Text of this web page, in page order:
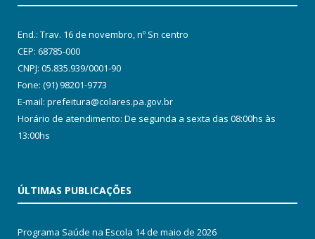
End.: Trav. 16 de novembro, nº Sn centro
CEP: 68785-000
CNPJ: 05.835.939/0001-90
Fone: (91) 98201-9773
E-mail: prefeitura@colares.pa.gov.br
Horário de atendimento: De segunda a sexta das 08:00hs às
13:00hs
ÚLTIMAS PUBLICAÇÕES
Programa Saúde na Escola 14 de maio de 2026